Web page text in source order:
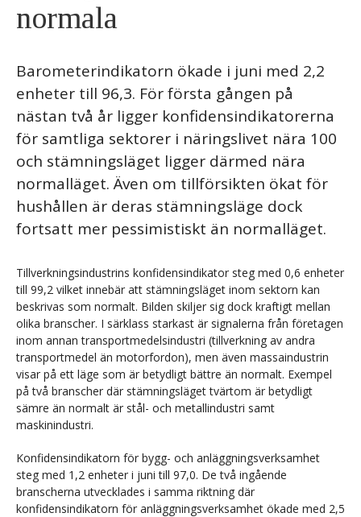
normala
Barometerindikatorn ökade i juni med 2,2
enheter till 96,3. För första gången på
nästan två år ligger konfidensindikatorerna
för samtliga sektorer i näringslivet nära 100
och stämningsläget ligger därmed nära
normalläget. Även om tillförsikten ökat för
hushållen är deras stämningsläge dock
fortsatt mer pessimistiskt än normalläget.
Tillverkningsindustrins konfidensindikator steg med 0,6 enheter
till 99,2 vilket innebär att stämningsläget inom sektorn kan
beskrivas som normalt. Bilden skiljer sig dock kraftigt mellan
olika branscher. I särklass starkast är signalerna från företagen
inom annan transportmedelsindustri (tillverkning av andra
transportmedel än motorfordon), men även massaindustrin
visar på ett läge som är betydligt bättre än normalt. Exempel
på två branscher där stämningsläget tvärtom är betydligt
sämre än normalt är stål- och metallindustri samt
maskinindustri.
Konfidensindikatorn för bygg- och anläggningsverksamhet
steg med 1,2 enheter i juni till 97,0. De två ingående
branscherna utvecklades i samma riktning där
konfidensindikatorn för anläggningsverksamhet ökade med 2,5